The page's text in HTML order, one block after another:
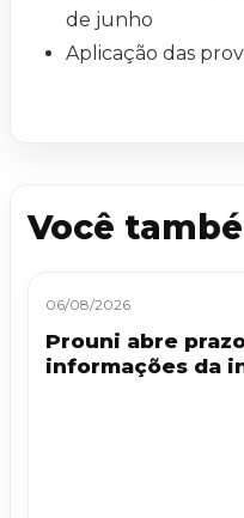
de junho
Aplicação das
Você
06/08/2026
Prouni abre
informações da